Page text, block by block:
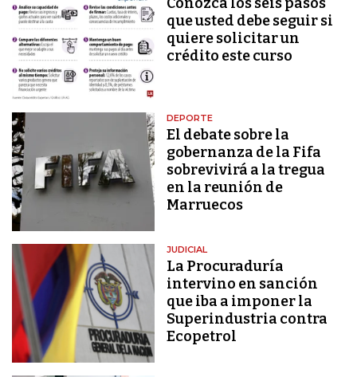
que usted debe seguir si
quiere solicitar un
crédito este curso
DEPORTE
El debate sobre la
gobernanza de la Fifa
sobrevivirá a la tregua
en la reunión de
Marruecos
JUDICIAL
La Procuraduría
intervino en sanción
que iba a imponer la
Superindustria contra
Ecopetrol